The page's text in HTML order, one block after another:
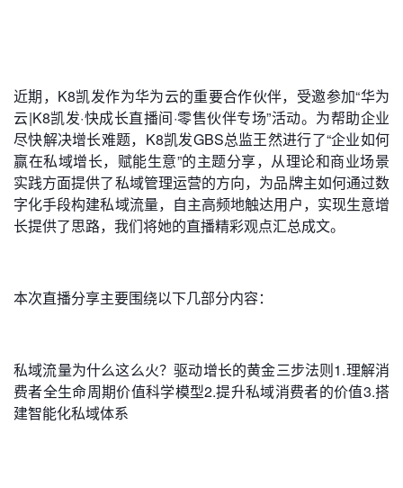
近期，K8凯发作为华为云的重要合作伙伴，受邀参加“华为
云|K8凯发·快成长直播间·零售伙伴专场”活动。为帮助企业
尽快解决增长难题，K8凯发GBS总监王然进行了“企业如何
赢在私域增长，赋能生意”的主题分享，从理论和商业场景
实践方面提供了私域管理运营的方向，为品牌主如何通过数
字化手段构建私域流量，自主高频地触达用户，实现生意增
长提供了思路，我们将她的直播精彩观点汇总成文。
本次直播分享主要围绕以下几部分内容：
私域流量为什么这么火？驱动增长的黄金三步法则1.理解消
费者全生命周期价值科学模型2.提升私域消费者的价值3.搭
建智能化私域体系